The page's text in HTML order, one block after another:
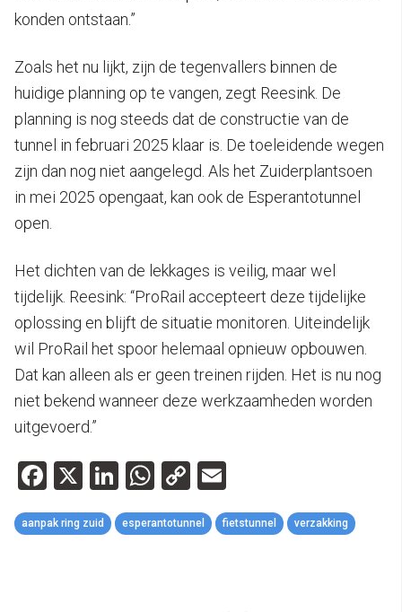
konden ontstaan.”
Zoals het nu lijkt, zijn de tegenvallers binnen de
huidige planning op te vangen, zegt Reesink. De
planning is nog steeds dat de constructie van de
tunnel in februari 2025 klaar is. De toeleidende wegen
zijn dan nog niet aangelegd. Als het Zuiderplantsoen
in mei 2025 opengaat, kan ook de Esperantotunnel
open.
Het dichten van de lekkages is veilig, maar wel
tijdelijk. Reesink: “ProRail accepteert deze tijdelijke
oplossing en blijft de situatie monitoren. Uiteindelijk
wil ProRail het spoor helemaal opnieuw opbouwen.
Dat kan alleen als er geen treinen rijden. Het is nu nog
niet bekend wanneer deze werkzaamheden worden
uitgevoerd.”
Facebook
X LinkedIn
WhatsApp
Copy
Link
aanpak ring zuid esperantotunnel fietstunnel verzakking